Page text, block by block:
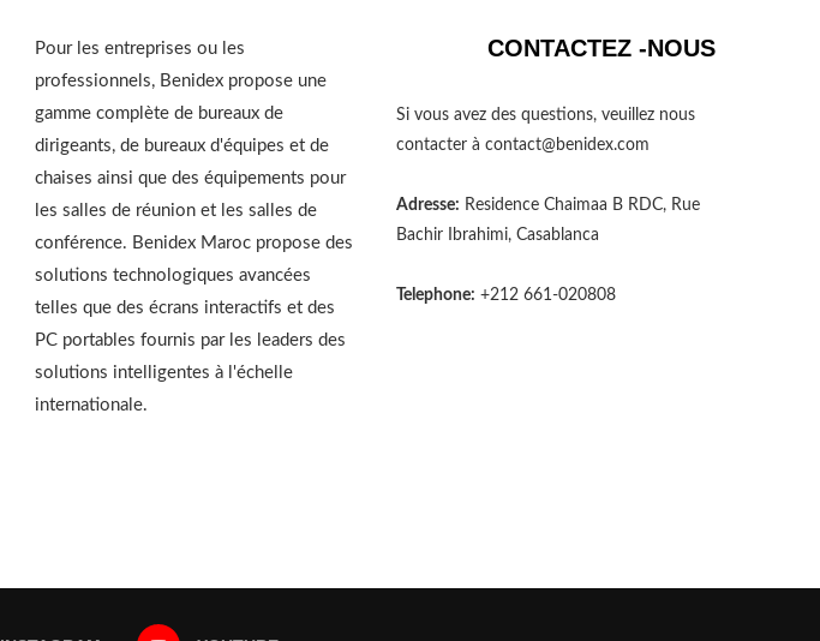
Pour les entreprises ou les
professionnels, Benidex propose une
gamme complète de bureaux de
dirigeants, de bureaux d'équipes et de
chaises ainsi que des équipements pour
les salles de réunion et les salles de
conférence. Benidex Maroc propose des
solutions technologiques avancées
telles que des écrans interactifs et des
PC portables fournis par les leaders des
solutions intelligentes à l'échelle
internationale.
CONTACTEZ -NOUS
Si vous avez des questions, veuillez nous
contacter à contact@benidex.com
Adresse: Residence Chaimaa B RDC, Rue
Bachir Ibrahimi, Casablanca
Telephone: +212 661-020808